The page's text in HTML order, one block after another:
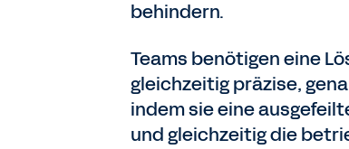
behindern.
Teams benötigen eine
gleichzeitig präzise,
indem sie eine
und gleichzeitig die